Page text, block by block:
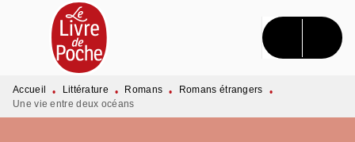
MENU RECHERCHE CONTENU
PIED DE PAGE
Accueil • Littérature • Romans • Romans étrangers
•
Une vie entre deux océans